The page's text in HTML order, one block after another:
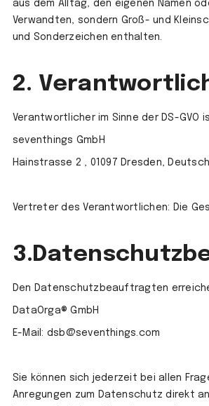
aus dem Alltag, den eigenen Namen
Verwandten, sondern Groß- und
und Sonderzeichen enthalten.
2.
Verantwortlicher im Sinne der DS-GVO
seventhings GmbH
Hainstrasse 2 , 01097 Dresden,
Vertreter des Verantwortlichen: Die
Den Datenschutzbeauftragten
DataOrga® GmbH
E-Mail: dsb@seventhings.com
Sie können sich jederzeit bei allen
Anregungen zum Datenschutz direkt